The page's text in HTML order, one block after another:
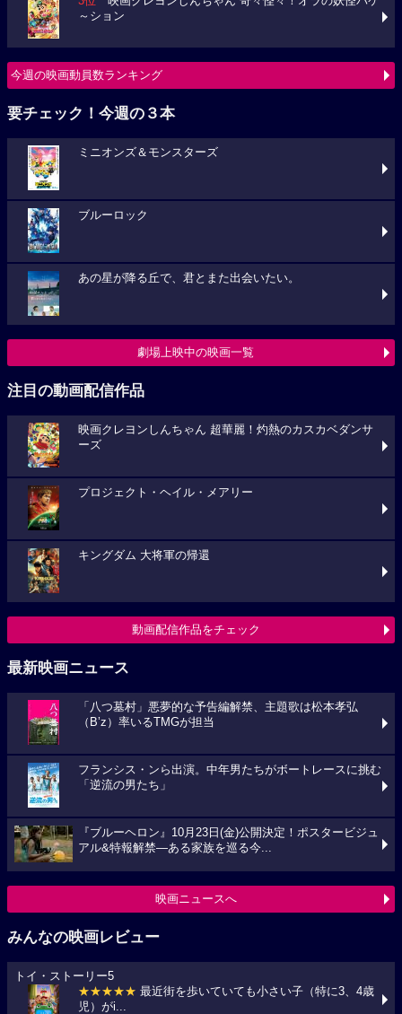
～ション
今週の映画動員数ランキング
要チェック！今週の３本
ミニオンズ＆モンスターズ
ブルーロック
あの星が降る丘で、君とまた出会いたい。
劇場上映中の映画一覧
注目の動画配信作品
映画クレヨンしんちゃん 超華麗！灼熱のカスカベダンサ
ーズ
プロジェクト・ヘイル・メアリー
キングダム 大将軍の帰還
動画配信作品をチェック
最新映画ニュース
「八つ墓村」悪夢的な予告編解禁、主題歌は松本孝弘
（B’z）率いるTMGが担当
フランシス・ンら出演。中年男たちがボートレースに挑む
「逆流の男たち」
『ブルーヘロン』10月23日(金)公開決定！ポスタービジュ
アル&特報解禁―ある家族を巡る今...
映画ニュースへ
みんなの映画レビュー
トイ・ストーリー5
★★★★★ 最近街を歩いていても小さい子（特に3、4歳
児）がi...